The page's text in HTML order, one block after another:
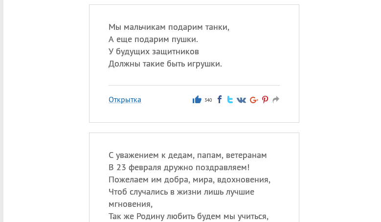
Мы мальчикам подарим танки,
А еще подарим пушки.
У будущих защитников
Должны такие быть игрушки.
Открытка 340
С уважением к дедам, папам, ветеранам
В 23 февраля дружно поздравляем!
Пожелаем им добра, мира, вдохновения,
Чтоб случались в жизни лишь лучшие
мгновения,
Так же Родину любить будем мы учиться,